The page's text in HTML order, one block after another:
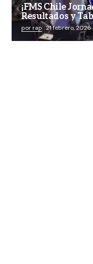
¡FMS Chile
Resultados y
por rap 21 febrero, 2026